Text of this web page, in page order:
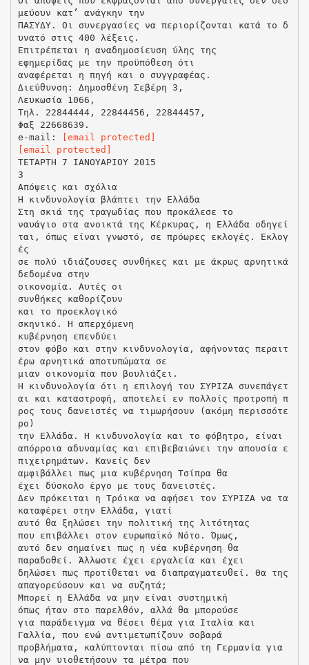
μεύουν κατ’ ανάγκην την
ΠΑΣΥΔΥ. Οι συνεργασίες να περιορίζονται κατά το δ
υνατό στις 400 λέξεις.
Επιτρέπεται η αναδημοσίευση ύλης της
εφημερίδας με την προϋπόθεση ότι
αναφέρεται η πηγή και ο συγγραφέας.
Διεύθυνση: Δημοσθένη Σεβέρη 3,
Λευκωσία 1066,
Τηλ. 22844444, 22844456, 22844457,
Φαξ 22668639.
e-mail:
[email protected]
[email protected]